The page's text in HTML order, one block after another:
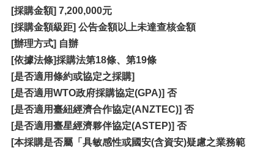
[採購金額] 7,200,000元
[採購金額級距] 公告金額以上未達查核金額
[辦理方式] 自辦
[依據法條]採購法第18條、第19條
[是否適用條約或協定之採購]
[是否適用WTO政府採購協定(GPA)] 否
[是否適用臺紐經濟合作協定(ANZTEC)] 否
[是否適用臺星經濟夥伴協定(ASTEP)] 否
[本採購是否屬「具敏感性或國安(含資安)疑慮之業務範